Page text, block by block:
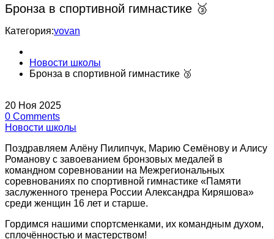
Бронза в спортивной гимнастике 🥉
Категория:vovan
Новости школы
Бронза в спортивной гимнастике 🥉
20 Ноя 2025
0 Comments
Новости школы
Поздравляем Алёну Пилипчук, Марию Семёнову и Алису
Романову с завоеванием бронзовых медалей в
командном соревновании на Межрегиональных
соревнованиях по спортивной гимнастике «Памяти
заслуженного тренера России Александра Киряшова»
среди женщин 16 лет и старше.
Гордимся нашими спортсменками, их командным духом,
сплочённостью и мастерством!